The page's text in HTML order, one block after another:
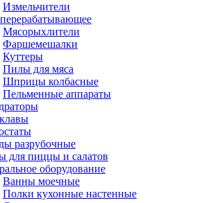
Измельчители
Мясорыхлители
Фаршемешалки
Куттеры
Пилы для мяса
Шприцы колбасные
Пельменные аппараты
разрубочные
для пиццы и салатов
оборудование
Ванны моечные
Полки кухонные настенные